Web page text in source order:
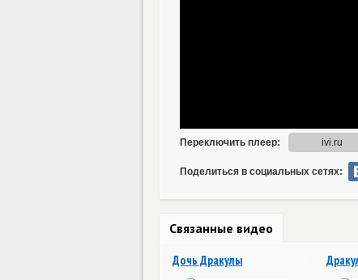
Поделиться в социальных сетях:
Связанные видео
Дочь Дракулы